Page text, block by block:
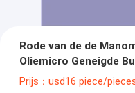
Rode van de de
Oliemicro Geneigde
Prijs：usd16 piece/